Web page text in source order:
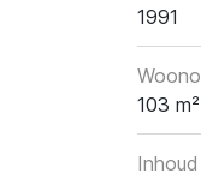
1991
103 m²
Inhoud